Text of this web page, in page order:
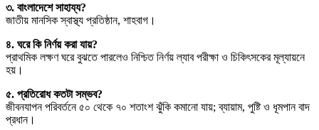
৩. বাংলাদেশে সাহায্য?
জাতীয় মানসিক স্বাস্থ্য প্রতিষ্ঠান, শাহবাগ।
৪. ঘরে কি নির্ণয় করা যায়?
প্রাথমিক লক্ষণ ঘরে বুঝতে পারলেও নিশ্চিত নির্ণয় ল্যাব পরীক্ষা ও চিকিৎসকের মূল্যায়নে
হয়।
৫. প্রতিরোধ কতটা সম্ভব?
জীবনযাপন পরিবর্তনে ৫০ থেকে ৭০ শতাংশ ঝুঁকি কমানো যায়; ব্যায়াম, পুষ্টি ও ধূমপান বাদ
প্রধান।